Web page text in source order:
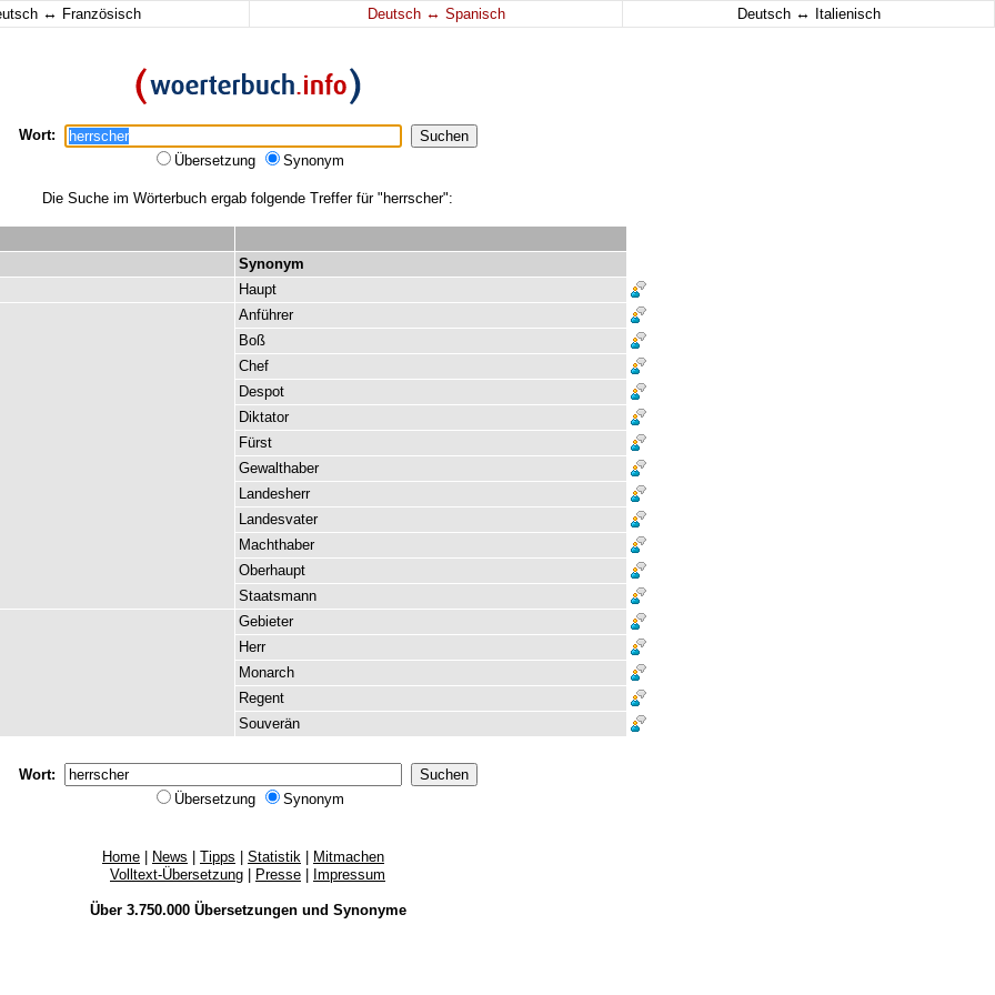
↔ Französisch Deutsch ↔ Spanisch Deutsch ↔ Italienisch
Wort:
Übersetzung
Synonym
Die Suche im Wörterbuch ergab folgende Treffer für "herrscher":
Synonym
Haupt
Anführer
Boß
Chef
Despot
Diktator
Fürst
Gewalthaber
Landesherr
Landesvater
Machthaber
Oberhaupt
Staatsmann
Gebieter
Herr
Monarch
Regent
Souverän
Wort:
Übersetzung
Synonym
Home News Tipps Statistik
Mitmachen
Volltext-Übersetzung
Presse Impressum
Über 3.750.000 Übersetzungenund Synonyme